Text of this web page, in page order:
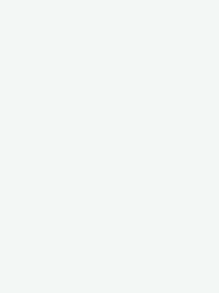
entwickeln: Dies gehört zu den
Kinder stärker als Ehepartner: Zu
Dietzel.